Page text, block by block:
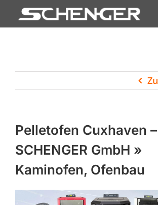
Inhalt
HÄNDLERSUCHE
UNTERNEHMEN
PROFIL
WARENKORB
Pelletofen Cuxhaven
SCHENGER GmbH »
Kaminofen, Ofenbau